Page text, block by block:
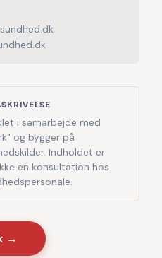
i samarbejde med
og bygger på
Indholdet er
en konsultation hos
→